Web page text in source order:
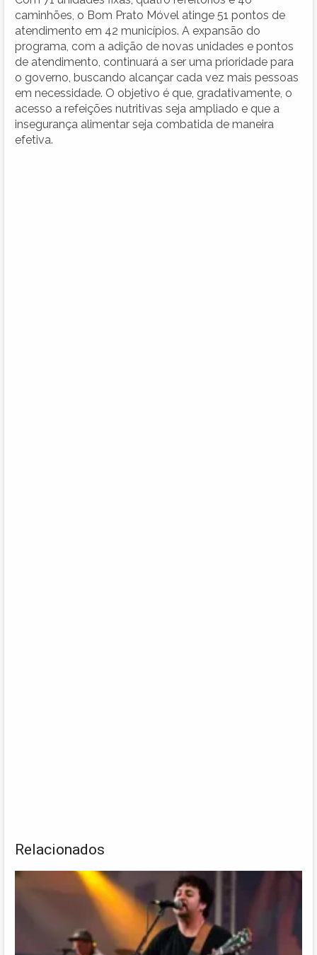
caminhões, o Bom Prato Móvel atinge 51 pontos de
atendimento em 42 municípios. A expansão do
programa, com a adição de novas unidades e pontos
de atendimento, continuará a ser uma prioridade para
o governo, buscando alcançar cada vez mais pessoas
em necessidade. O objetivo é que, gradativamente, o
acesso a refeições nutritivas seja ampliado e que a
insegurança alimentar seja combatida de maneira
efetiva.
Relacionados